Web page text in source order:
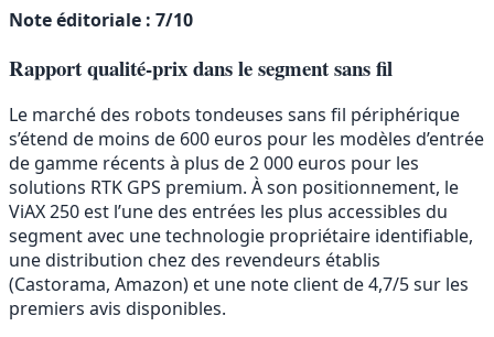
Note éditoriale : 7/10
Rapport qualité-prix dans le segment sans fil
Le marché des robots tondeuses sans fil périphérique
s’étend de moins de 600 euros pour les modèles d’entrée
de gamme récents à plus de 2 000 euros pour les
solutions RTK GPS premium. À son positionnement, le
ViAX 250 est l’une des entrées les plus accessibles du
segment avec une technologie propriétaire identifiable,
une distribution chez des revendeurs établis
(Castorama, Amazon) et une note client de 4,7/5 sur les
premiers avis disponibles.